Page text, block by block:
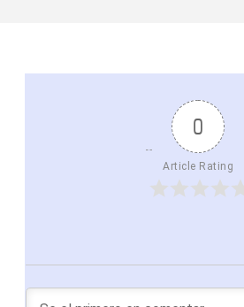
0
Article Rating